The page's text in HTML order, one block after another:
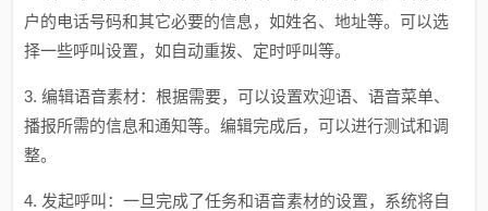
户的电话号码和其它必要的信息，如姓名、地址等。可以选
择一些呼叫设置，如自动重拨、定时呼叫等。
3. 编辑语音素材：根据需要，可以设置欢迎语、语音菜单、
播报所需的信息和通知等。编辑完成后，可以进行测试和调
整。
4. 发起呼叫：一旦完成了任务和语音素材的设置，系统将自